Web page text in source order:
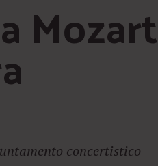
Mozart
concertistico